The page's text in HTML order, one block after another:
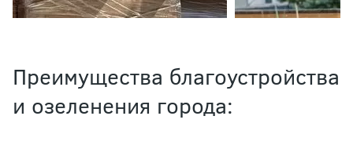
Преимущества благоустройства
и озеленения города: